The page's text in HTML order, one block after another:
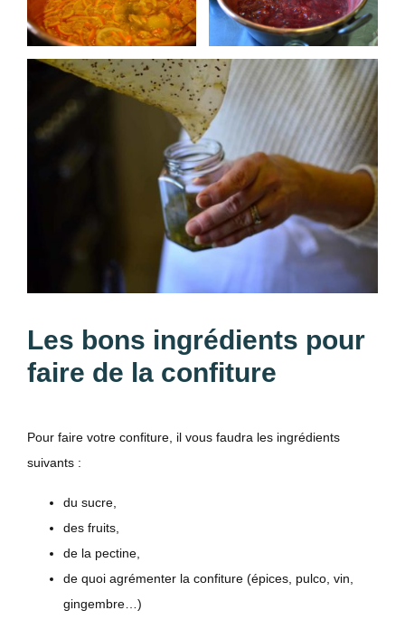
Les bons ingrédients pour
faire de la confiture
Pour faire votre confiture, il vous faudra les ingrédients
suivants :
du sucre,
des fruits,
de la pectine,
de quoi agrémenter la confiture (épices, pulco, vin,
gingembre…)